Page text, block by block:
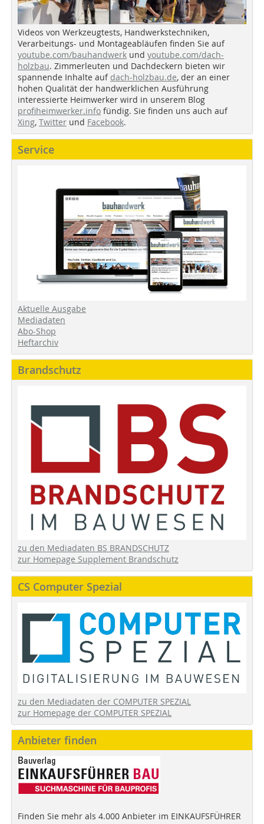
Videos von Werkzeugtests, Handwerkstechniken,
Verarbeitungs- und Montageabläufen finden Sie auf
youtube.com/bauhandwerk und youtube.com/dach-
holzbau. Zimmerleuten und Dachdeckern bieten wir
spannende Inhalte auf dach-holzbau.de, der an einer
hohen Qualität der handwerklichen Ausführung
interessierte Heimwerker wird in unserem Blog
profiheimwerker.info fündig. Sie finden uns auch auf
Xing, Twitter und Facebook.
Service
Aktuelle Ausgabe
Mediadaten
Abo-Shop
Heftarchiv
Brandschutz
zu den Mediadaten BS BRANDSCHUTZ
zur Homepage Supplement Brandschutz
CS Computer Spezial
zu den Mediadaten der COMPUTER SPEZIAL
zur Homepage der COMPUTER SPEZIAL
Anbieter finden
Finden Sie mehr als 4.000 Anbieter im EINKAUFSFÜHRER